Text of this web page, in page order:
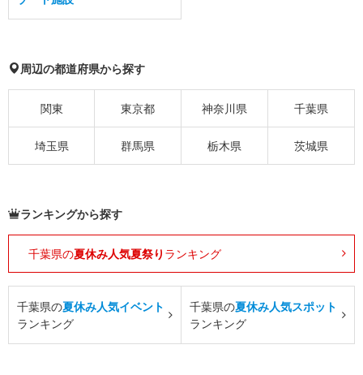
周辺の都道府県から探す
関東 東京都 神奈川県 千葉県
埼玉県 群馬県 栃木県 茨城県
ランキングから探す
千葉県の夏休み人気夏祭り ランキング
千葉県の夏休み人気イベント
ランキング
千葉県の夏休み人気スポット
ランキング